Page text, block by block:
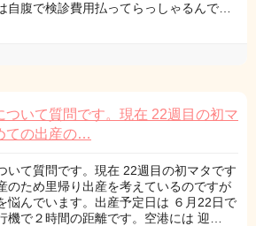
自腹で検診費用払ってらっしゃるんで…
ついて質問です。現在 22週目の初マ
ての出産の…
いて質問です。現在 22週目の初マタです
ため里帰り出産を考えているのですが
悩んでいます。出産予定日は ６月22日で
機で２時間の距離です。空港には 迎…